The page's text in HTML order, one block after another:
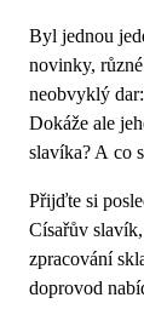
Byl jednou
novinky,
neobvyklý
Dokáže ale
slavíka? A co
Přijďte si
Císařův
zpracování
doprovod